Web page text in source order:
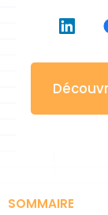
SOMMAIRE